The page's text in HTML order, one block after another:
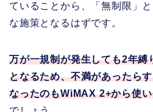
ていることから、「無制限」
な施策となるはずです。
万が一規制が発生しても2年縛
となるため、不満があったら
なったのもWiMAX 2+から使